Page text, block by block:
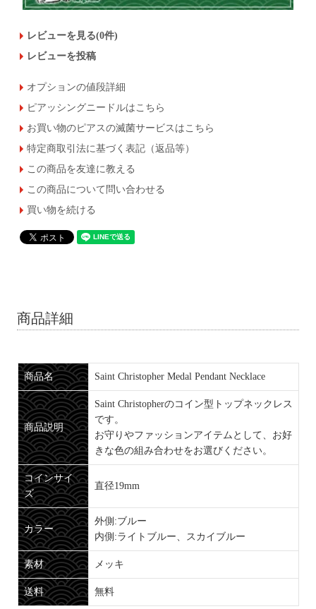
レビューを見る(0件)
レビューを投稿
オプションの値段詳細
ピアッシングニードルはこちら
お買い物のピアスの滅菌サービスはこちら
特定商取引法に基づく表記（返品等）
この商品を友達に教える
この商品について問い合わせる
買い物を続ける
商品詳細
商品名 Saint Christopher Medal Pendant Necklace
商品説明
Saint Christopherのコイン型トップネックレス
です。
お守りやファッションアイテムとして、お好
きな色の組み合わせをお選びください。
コインサイ
ズ
直径19mm
カラー
外側:ブルー
内側:ライトブルー、スカイブルー
素材 メッキ
送料 無料